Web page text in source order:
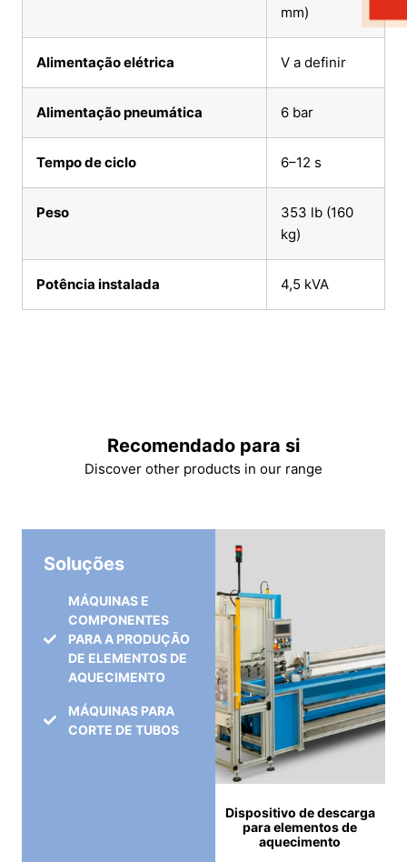
mm)
Alimentação elétrica V a definir
Alimentação pneumática 6 bar
Tempo de ciclo 6–12 s
Peso
353 lb (160
kg)
Potência instalada 4,5 kVA
Recomendado para si
Discover other products in our range
Soluções
MÁQUINAS E
COMPONENTES
PARA A PRODUÇÃO
DE ELEMENTOS DE
AQUECIMENTO
MÁQUINAS PARA
CORTE DE TUBOS
Dispositivo de descarga
para elementos de
aquecimento